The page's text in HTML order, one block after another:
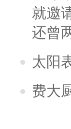
就邀
还曾
太阳
费大